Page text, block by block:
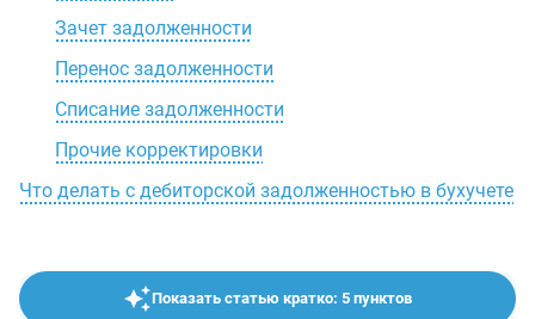
Зачет задолженности
Перенос задолженности
Списание задолженности
Прочие корректировки
Что делать с дебиторской задолженностью в бухучете
Показать статью кратко: 5 пунктов